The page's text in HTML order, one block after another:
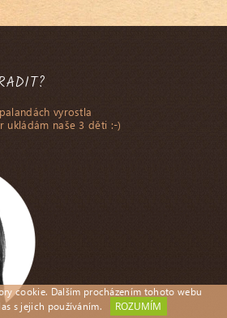
vyrostla
ukládám naše 3 děti :-)
cookie. Dalším procházením tohoto webu
s jejich používáním.
ROZUMÍM